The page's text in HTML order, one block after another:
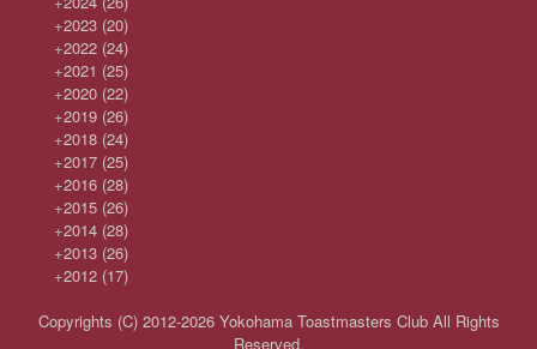
+2023 (20)
+2022 (24)
+2021 (25)
+2020 (22)
+2019 (26)
+2018 (24)
+2017 (25)
+2016 (28)
+2015 (26)
+2014 (28)
+2013 (26)
+2012 (17)
Copyrights (C) 2012-2026 Yokohama Toastmasters Club All Rights
Reserved.